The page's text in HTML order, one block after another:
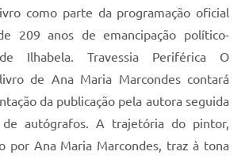
como parte da programação oficial
209 anos de emancipação político-
Ilhabela. Travessia Periférica O
de Ana Maria Marcondes contará
da publicação pela autora seguida
autógrafos. A trajetória do pintor,
por Ana Maria Marcondes, traz à tona